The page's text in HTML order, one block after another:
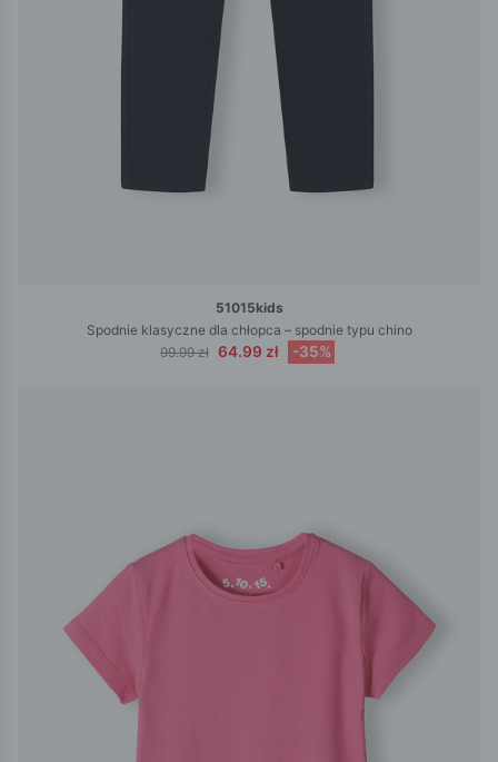
51015kids
Spodnie klasyczne dla chłopca – spodnie typu chino
99.99 zł 64.99 zł -35%